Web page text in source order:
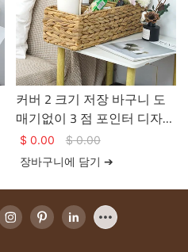
커버 2 크기 저장 바구니 도
매기없이 3 점 포인터 디자인
상단 안에 밀짚 저장 바구니
$ 0.00 $0.00
장바구니에 담기 ➔